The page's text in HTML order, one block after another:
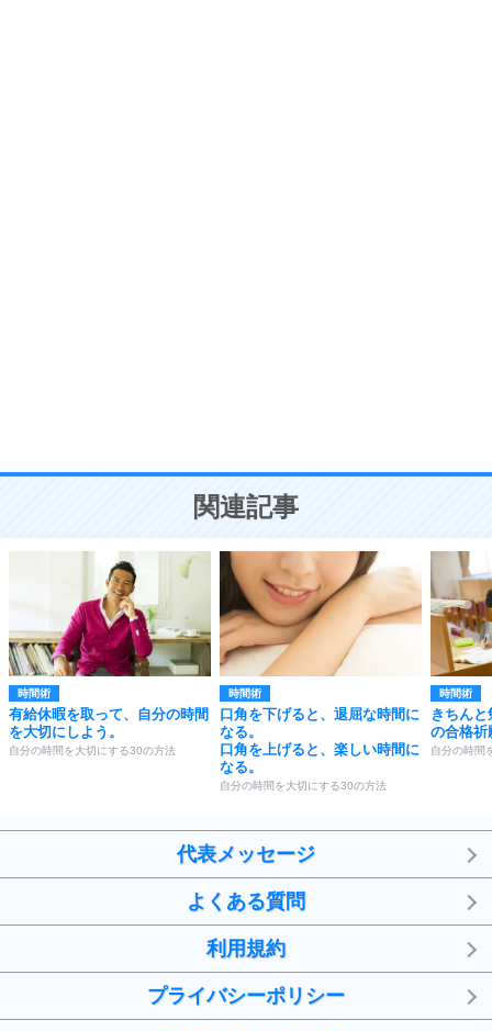
ことが大切。
関連記事
時間術
有給休暇を取って、自分の時間
を大切にしよう。
自分の時間を大切にする30の方法
時間術
口角を下げると、退屈な時間に
なる。
口角を上げると、楽しい時間に
なる。
自分の時間を大切にする30の方法
時間術
きちん
の合格祈
自分の時間
代表メッセージ
よくある質問
利用規約
プライバシーポリシー